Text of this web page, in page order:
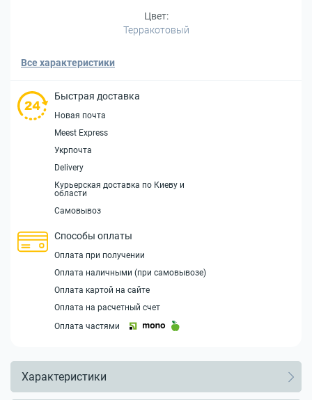
Цвет:
Терракотовый
Все характеристики
Быстрая доставка
Новая почта
Meest Express
Укрпочта
Delivery
Курьерская доставка по Киеву и
области
Самовывоз
Способы оплаты
Оплата при получении
Оплата наличными (при самовывозе)
Оплата картой на сайте
Оплата на расчетный счет
Оплата частями
Характеристики